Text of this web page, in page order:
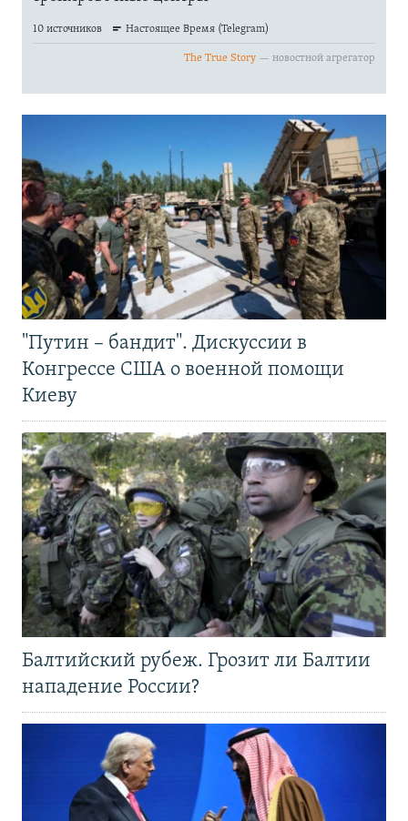
"Путин – бандит". Дискуссии в
Конгрессе США о военной помощи
Киеву
Балтийский рубеж. Грозит ли Балтии
нападение России?